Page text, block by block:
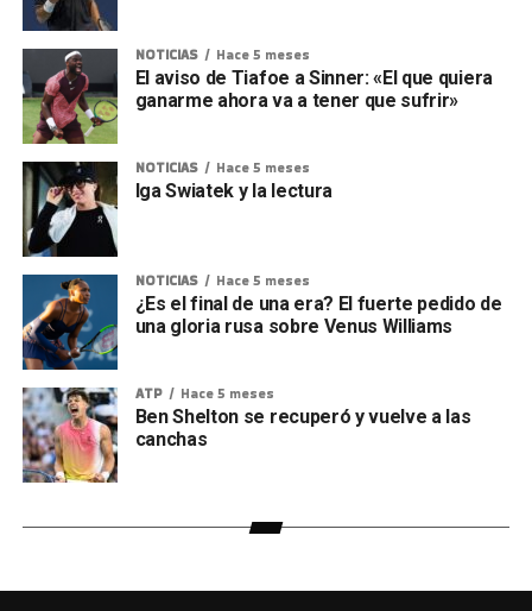
NOTICIAS Hace 5 meses
El aviso de Tiafoe a Sinner: «El que quiera
ganarme ahora va a tener que sufrir»
NOTICIAS Hace 5 meses
Iga Swiatek y la lectura
NOTICIAS Hace 5 meses
¿Es el final de una era? El fuerte pedido de
una gloria rusa sobre Venus Williams
ATP Hace 5 meses
Ben Shelton se recuperó y vuelve a las
canchas